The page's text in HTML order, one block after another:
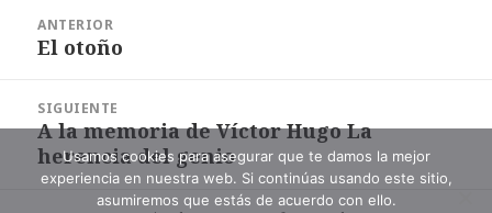
entradas
ANTERIOR
Entrada
El otoño
SIGUIENTE
Entrada
siguiente:
A la memoria de Víctor Hugo La
herencia del genio
Usamos cookies para asegurar que te damos la mejor
experiencia en nuestra web. Si continúas usando este sitio,
asumiremos que estás de acuerdo con ello.